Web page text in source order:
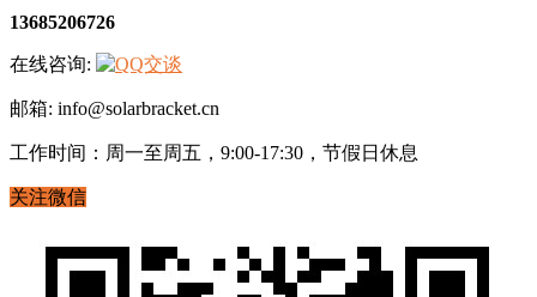
13685206726
在线咨询:
邮箱: info@solarbracket.cn
工作时间：周一至周五，9:00-17:30，节假日休息
关注微信